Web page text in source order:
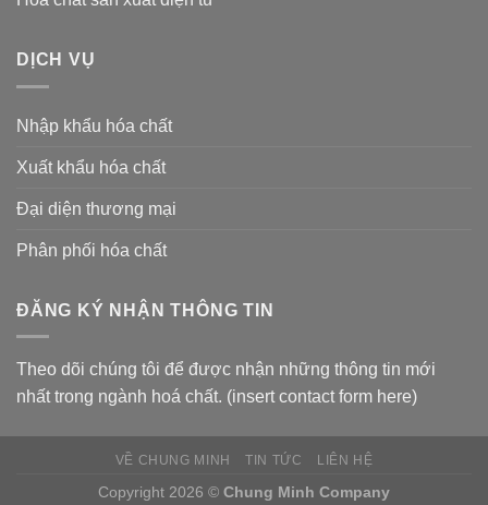
DỊCH VỤ
Nhập khẩu hóa chất
Xuất khẩu hóa chất
Đại diện thương mại
Phân phối hóa chất
ĐĂNG KÝ NHẬN THÔNG TIN
Theo dõi chúng tôi để được nhận những thông tin mới
nhất trong ngành hoá chất. (insert contact form here)
VỀ CHUNG MINH TIN TỨC LIÊN HỆ
Copyright 2026 © Chung Minh Company